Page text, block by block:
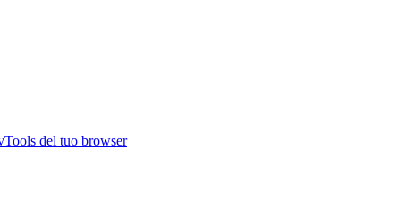
del tuo browser